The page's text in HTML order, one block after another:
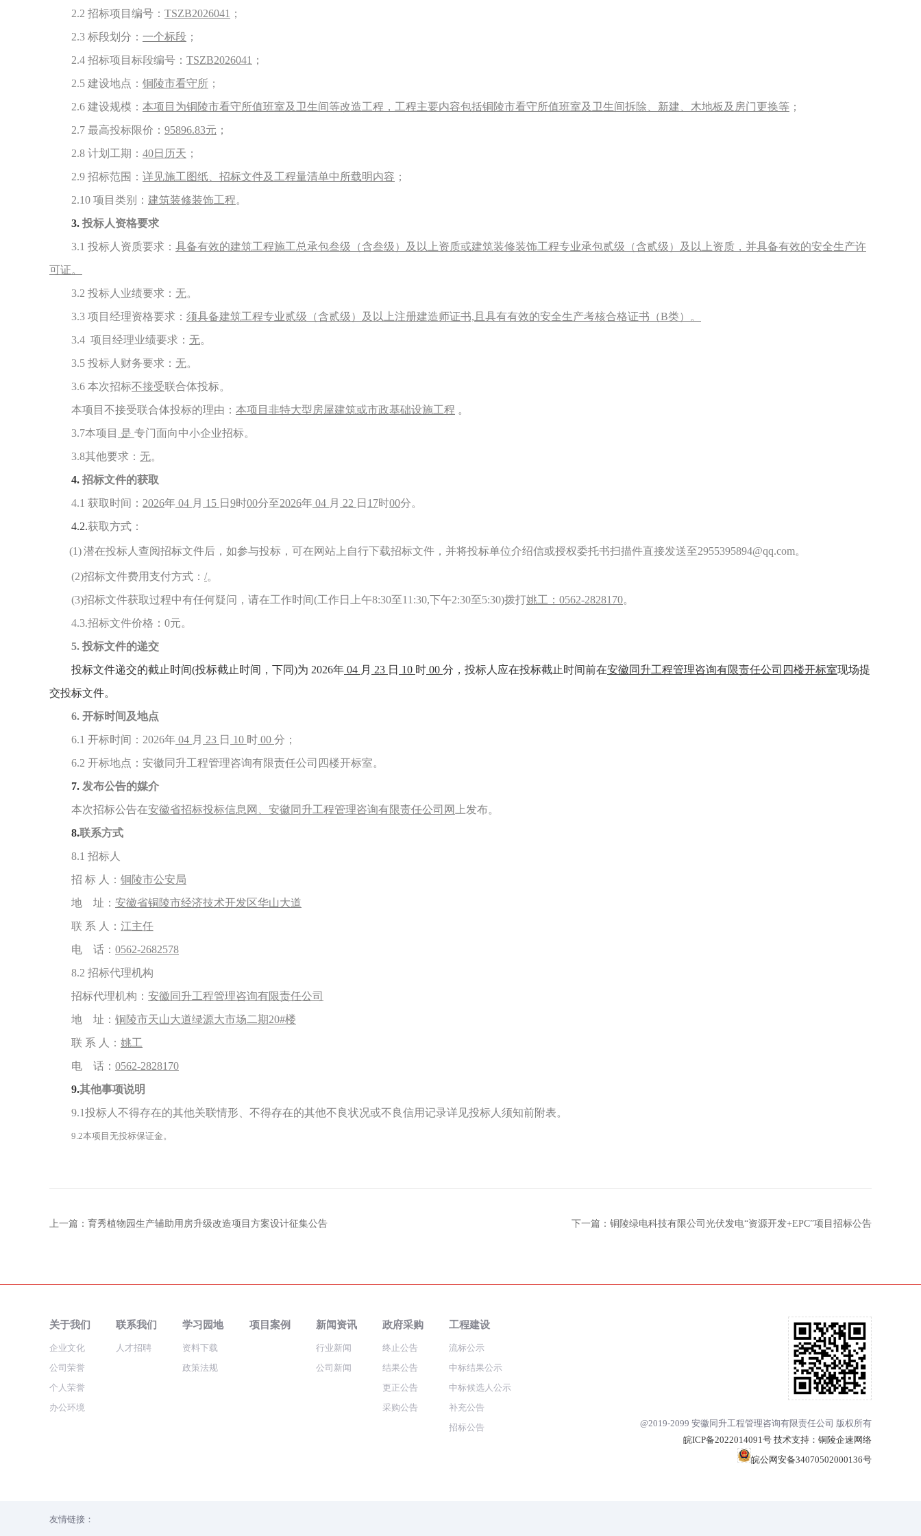
2.2 招标项目编号： TSZB2026041 ；
2.3 标段划分： 一个标段 ；
2.4 招标项目标段编号： TSZB2026041 ；
2.5 建设地点： 铜陵市看守所 ；
2.6 建设规模： 本项目为铜陵市看守所值班室及卫生间等改造工程，工程主要内容包括铜陵市看守所值班室及卫生间拆除、新建、木地板及房门更换等 ；
2.7 最高投标限价： 95896.83元 ；
2.8 计划工期： 40日历天 ；
2.9 招标范围： 详见施工图纸、招标文件及工程量清单中所载明内容 ；
2.10 项目类别： 建筑装修装饰工程。
3. 投标人资格要求
3.1 投标人资质要求： 具备有效的建筑工程施工总承包叁级（含叁级）及以上资质或建筑装修装饰工程专业承包贰级（含贰级）及以上资质，并具备有效的安全生产许
可证。
3.2 投标人业绩要求： 无。
3.3 项目经理资格要求： 须具备建筑工程专业贰级（含贰级）及以上注册建造师证书,且具有有效的安全生产考核合格证书（B类）。
3.4 项目经理业绩要求： 无。
3.5 投标人财务要求： 无。
3.6 本次招标不接受联合体投标。
本项目不接受联合体投标的理由： 本项目非特大型房屋建筑或市政基础设施工程 。
3.7本项目 是 专门面向中小企业招标。
3.8其他要求： 无。
4. 招标文件的获取
4.1 获取时间： 2026年 04 月 15 日 9时00分至2026年 04 月 22 日 17时00分。
4.2.获取方式：
(1)潜在投标人查阅招标文件后，如参与投标，可在网站上自行下载招标文件，并将投标单位介绍信或授权委托书扫描件直接发送至2955395894@qq.com。
(2)招标文件费用支付方式： /。
(3)招标文件获取过程中有任何疑问，请在工作时间(工作日上午8:30至11:30,下午2:30至5:30)拨打姚工：0562-2828170。
4.3.招标文件价格：0元。
5. 投标文件的递交
投标文件递交的截止时间(投标截止时间，下同)为 2026年 04 月 23 日 10 时 00 分，投标人应在投标截止时间前在安徽同升工程管理咨询有限责任公司四楼开标室现场提
交投标文件。
6. 开标时间及地点
6.1 开标时间： 2026年 04 月 23 日 10 时 00 分；
6.2 开标地点：安徽同升工程管理咨询有限责任公司四楼开标室。
7. 发布公告的媒介
本次招标公告在安徽省招标投标信息网、安徽同升工程管理咨询有限责任公司网
上发布。
8.联系方式
8.1 招标人
招 标 人： 铜陵市公安局
地 址： 安徽省铜陵市经济技术开发区华山大道
联 系 人： 江主任
电 话： 0562-2682578
8.2 招标代理机构
招标代理机构： 安徽同升工程管理咨询有限责任公司
地 址： 铜陵市天山大道绿源大市场二期20#楼
联 系 人： 姚工
电 话： 0562-2828170
9.其他事项说明
9.1投标人不得存在的其他关联情形、不得存在的其他不良状况或不良信用记录详见投标人须知前附表。
9.2本项目无投标保证金。
上一篇：育秀植物园生产辅助用房升级改造项目方案设计征集公告 下一篇：铜陵绿电科技有限公司光伏发电“资源开发+EPC”项目招标公告
关于我们
企业文化
公司荣誉
个人荣誉
办公环境
联系我们
人才招聘
学习园地
资料下载
政策法规
项目案例 新闻资讯
行业新闻
公司新闻
政府采购
终止公告
结果公告
更正公告
采购公告
工程建设
流标公示
中标结果公示
中标候选人公示
补充公告
招标公告
@2019-2099 安徽同升工程管理咨询有限责任公司 版权所有
皖ICP备2022014091号 技术支持： 铜陵企速网络
皖公网安备34070502000136号
友情链接：